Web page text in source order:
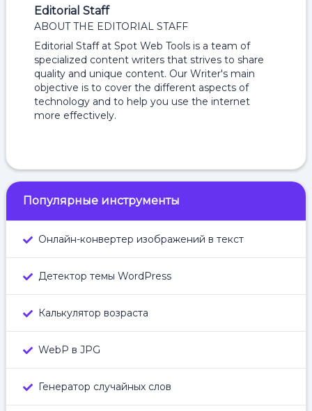
Editorial Staff
ABOUT THE EDITORIAL STAFF
Editorial Staff at Spot Web Tools is a team of
specialized content writers that strives to share
quality and unique content. Our Writer's main
objective is to cover the different aspects of
technology and to help you use the internet
more effectively.
Популярные инструменты
Онлайн-конвертер изображений в текст
Детектор темы WordPress
Калькулятор возраста
WebP в JPG
Генератор случайных слов